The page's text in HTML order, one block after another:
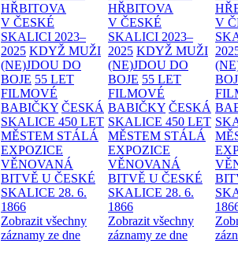
HŘBITOVA
V ČESKÉ
SKALICI 2023–
2025 KDYŽ MUŽI
(NE)JDOU DO
BOJE 55 LET
FILMOVÉ
BABIČKY ČESKÁ
SKALICE 450 LET
MĚSTEM STÁLÁ
EXPOZICE
VĚNOVANÁ
BITVĚ U ČESKÉ
SKALICE 28. 6.
1866
Zobrazit všechny
záznamy ze dne
HŘBITOVA
V ČESKÉ
SKALICI 2023–
2025 KDYŽ MUŽI
(NE)JDOU DO
BOJE 55 LET
FILMOVÉ
BABIČKY ČESKÁ
SKALICE 450 LET
MĚSTEM STÁLÁ
EXPOZICE
VĚNOVANÁ
BITVĚ U ČESKÉ
SKALICE 28. 6.
1866
Zobrazit všechny
záznamy ze dne
V